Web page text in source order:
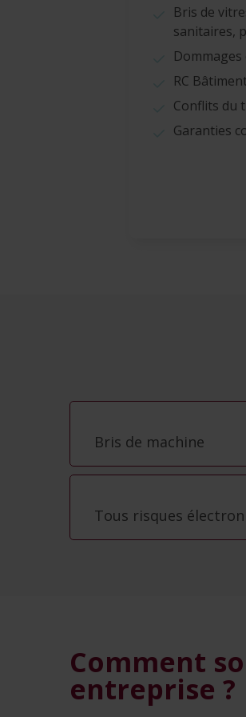
Bris de
sanitaires,
Dommages
RC
Conflits du
Garanties
Bris de machine
Tous risques
Comment
entreprise ?